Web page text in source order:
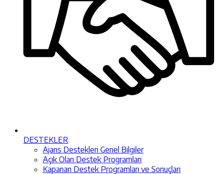
DESTEKLER
Ajans Destekleri Genel Bilgiler
Açık Olan Destek Programları
Kapanan Destek Programları ve Sonuçları